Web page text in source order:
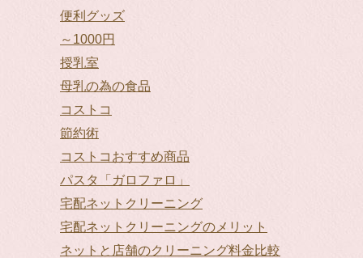
便利グッズ
～1000円
授乳室
母乳の為の食品
コストコ
節約術
コストコおすすめ商品
パスタ「ガロファロ」
宅配ネットクリーニング
宅配ネットクリーニングのメリット
ネットと店舗のクリーニング料金比較